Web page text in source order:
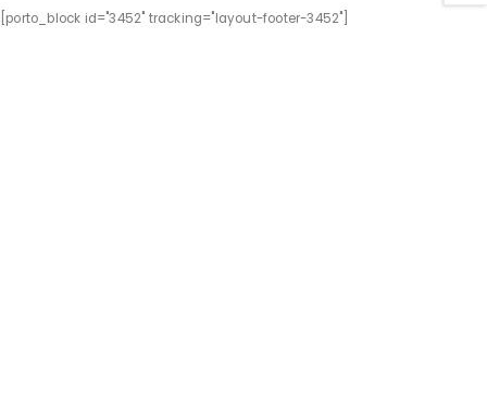
[porto_block id="3452" tracking="layout-footer-3452"]